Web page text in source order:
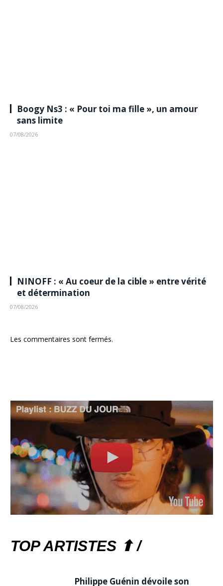
Boogy Ns3 : « Pour toi ma fille », un amour
sans limite
07/08/2026
NINOFF : « Au coeur de la cible » entre vérité
et détermination
07/08/2026
Les commentaires sont fermés.
TOP ARTISTES ⬆ /
Philippe Guénin dévoile son